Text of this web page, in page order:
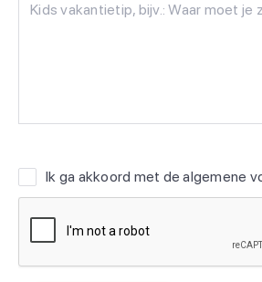
Ik ga akkoord met dealgemene